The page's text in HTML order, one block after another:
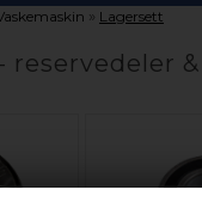
» Lagersett
reservedeler